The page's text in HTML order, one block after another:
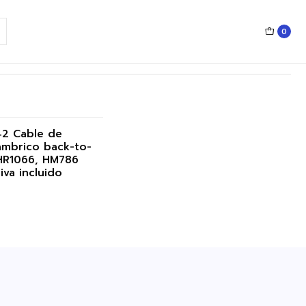
0
Cable de
back-to-
HM786
incluido